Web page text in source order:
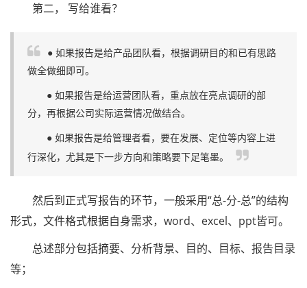
第二， 写给谁看？
● 如果报告是给产品团队看，根据调研目的和已有思路
做全做细即可。
● 如果报告是给运营团队看，重点放在亮点调研的部
分，再根据公司实际运营情况做结合。
● 如果报告是给管理者看，要在发展、定位等内容上进
行深化，尤其是下一步方向和策略要下足笔墨。
然后到正式写报告的环节，一般采用“总-分-总”的结构
形式，文件格式根据自身需求，word、excel、ppt皆可。
总述部分包括摘要、分析背景、目的、目标、报告目录
等；